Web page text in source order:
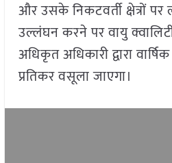
और उसके निकटवर्ती क्षेत्रों पर
उल्लंघन करने पर वायु
अधिकृत अधिकारी द्वारा
प्रतिकर वसूला जाएगा।